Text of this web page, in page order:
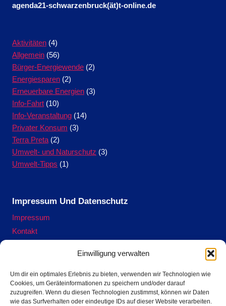
Einwilligung verwalten
Um dir ein optimales Erlebnis zu bieten, verwenden wir Technologien wie
Cookies, um Geräteinformationen zu speichern und/oder darauf
zuzugreifen. Wenn du diesen Technologien zustimmst, können wir Daten
wie das Surfverhalten oder eindeutige IDs auf dieser Website verarbeiten.
agenda21-schwarzenbruck(ät)t-online.de
Aktivitäten (4)
Allgemein (56)
Bürger-Energiewende (2)
Energiesparen (2)
Erneuerbare Energien (3)
Info-Fahrt (10)
Info-Veranstaltung (14)
Privater Konsum (3)
Terra Preta (2)
Umwelt- und Naturschutz (3)
Umwelt-Tipps (1)
Impressum Und Datenschutz
Impressum
Kontakt
Cookie-Richtlinie (EU)
Terra Preta Ofen ausleihen hier.